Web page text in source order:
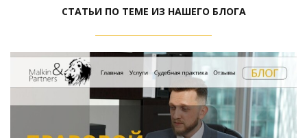
СТАТЬИ ПО ТЕМЕ ИЗ НАШЕГО БЛОГА